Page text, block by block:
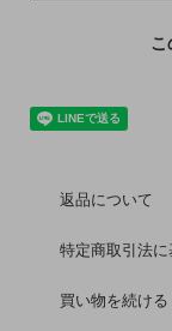
こ
返品について
特定商取引法
買い物を続ける